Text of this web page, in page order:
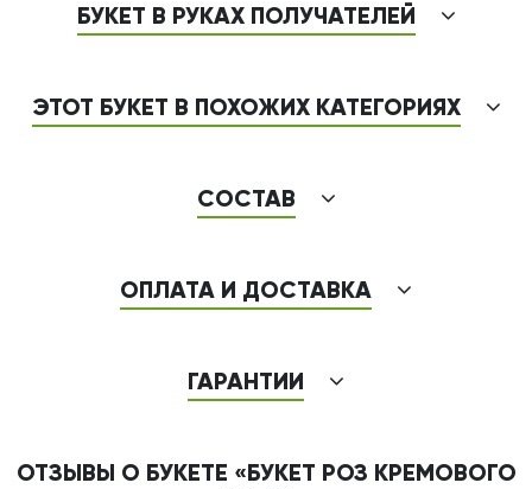
БУКЕТ В РУКАХ ПОЛУЧАТЕЛЕЙ
ЭТОТ БУКЕТ В ПОХОЖИХ КАТЕГОРИЯХ
СОСТАВ
ОПЛАТА И ДОСТАВКА
ГАРАНТИИ
ОТЗЫВЫ О БУКЕТЕ «БУКЕТ РОЗ КРЕМОВОГО